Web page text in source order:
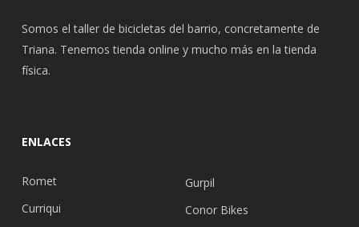
Somos el taller de bicicletas del barrio, concretamente de
Triana. Tenemos tienda online y mucho más en la tienda
física.
ENLACES
Romet
Curriqui
Gurpil
Conor Bikes